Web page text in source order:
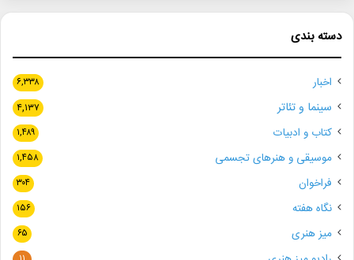
دسته بندی
اخبار ۶,۳۳۸
سینما و تئاتر ۴,۱۳۷
کتاب و ادبیات ۱,۴۸۹
موسیقی و هنرهای تجسمی ۱,۴۵۸
فراخوان ۳۰۴
نگاه هفته ۱۵۶
میز هنری ۶۵